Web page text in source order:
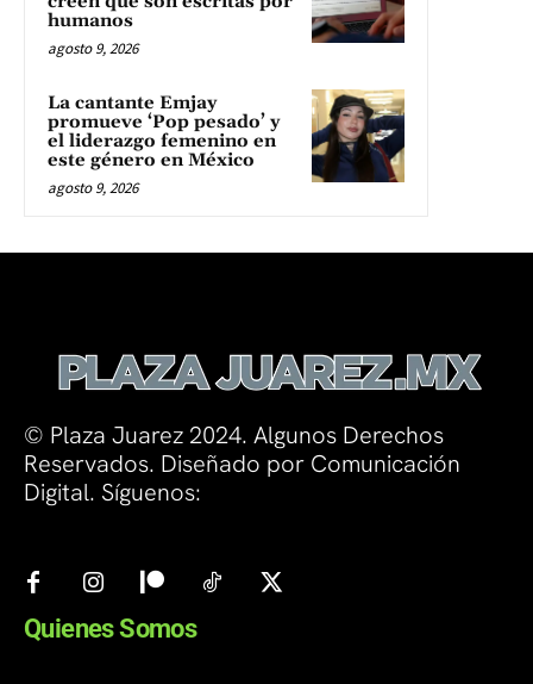
humanos
agosto 9, 2026
La cantante Emjay
promueve ‘Pop pesado’ y
el liderazgo femenino en
este género en México
agosto 9, 2026
© Plaza Juarez 2024. Algunos Derechos
Reservados. Diseñado por Comunicación
Digital. Síguenos:
Quienes Somos